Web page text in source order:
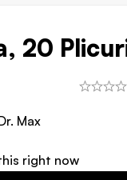
20
Max
right now